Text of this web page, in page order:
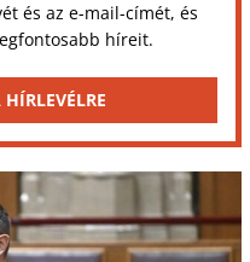
és az e-mail-címét, és
híreit.